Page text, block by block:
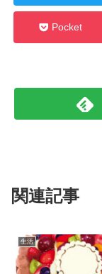
Pocket
関連記事
生活